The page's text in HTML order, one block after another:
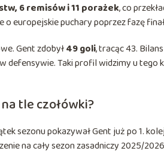
6 remisów i 11 porażek, co
europejskie puchary poprzez fazę
Gent zdobył49 goli, tracąc 43. Bilans
defensywie. Taki profil widzimy u
tle czołówki?
sezonu pokazywał Gent już po 1.
na cały sezon zasadniczy 2025/